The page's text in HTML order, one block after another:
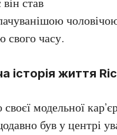
став
свого часу.
історія життя
модельної
був у центрі